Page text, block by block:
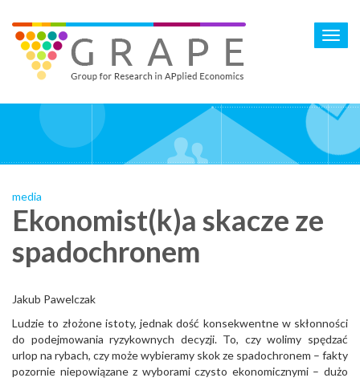
main
content
media
Ekonomist(k)a skacze ze
spadochronem
Jakub Pawelczak
Ludzie to złożone istoty, jednak dość konsekwentne w skłonności
do podejmowania ryzykownych decyzji. To, czy wolimy spędzać
urlop na rybach, czy może wybieramy skok ze spadochronem – fakty
pozornie niepowiązane z wyborami czysto ekonomicznymi – dużo